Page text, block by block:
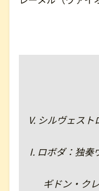
V. シルヴェス
I. ロボダ：独奏
ギドン・ク